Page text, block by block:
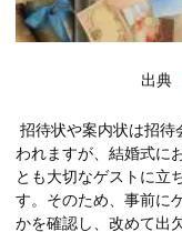
出典
招待状や案内状は招待
われますが、結婚式に
とも大切なゲストに立
す。そのため、事前に
かを確認し、改めて出